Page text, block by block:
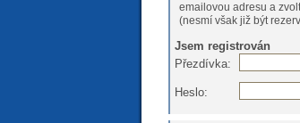
emailovou adresu a
(nesmí však již být
Jsem registrován
Přezdívka:
Heslo: